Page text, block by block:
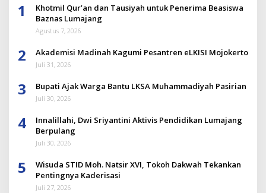
1
Khotmil Qur’an dan Tausiyah untuk Penerima Beasiswa
Baznas Lumajang
Agustus 7, 2026
2 Akademisi Madinah Kagumi Pesantren eLKISI Mojokerto
Juli 31, 2026
3 Bupati Ajak Warga Bantu LKSA Muhammadiyah Pasirian
Juli 30, 2026
4
Innalillahi, Dwi Sriyantini Aktivis Pendidikan Lumajang
Berpulang
Juli 30, 2026
5
Wisuda STID Moh. Natsir XVI, Tokoh Dakwah Tekankan
Pentingnya Kaderisasi
Juli 27, 2026